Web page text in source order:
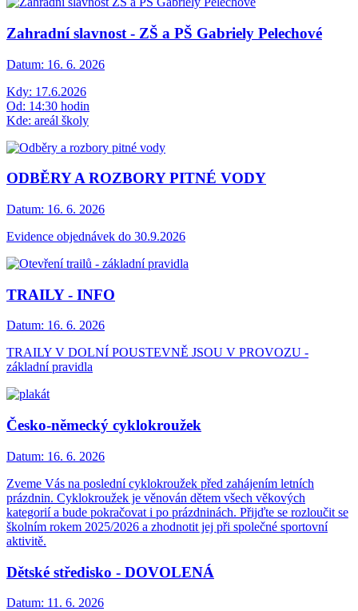
Zahradní slavnost - ZŠ a PŠ Gabriely Pelechové
Datum: 16. 6. 2026
Kdy: 17.6.2026
Od: 14:30 hodin
Kde: areál školy
ODBĚRY A ROZBORY PITNÉ VODY
Datum: 16. 6. 2026
Evidence objednávek do 30.9.2026
TRAILY - INFO
Datum: 16. 6. 2026
TRAILY V DOLNÍ POUSTEVNĚ JSOU V PROVOZU -
základní pravidla
Česko-německý cyklokroužek
Datum: 16. 6. 2026
Zveme Vás na poslední cyklokroužek před zahájením letních
prázdnin. Cyklokroužek je věnován dětem všech věkových
kategorií a bude pokračovat i po prázdninách. Přijďte se rozloučit se
školním rokem 2025/2026 a zhodnotit jej při společné sportovní
aktivitě.
Dětské středisko - DOVOLENÁ
Datum: 11. 6. 2026